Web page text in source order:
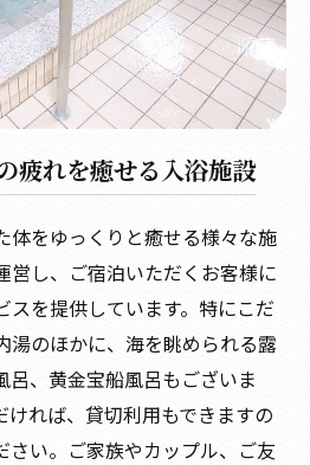
疲れを癒せる入浴施設
体をゆっくりと癒せる様々な施
営し、ご宿泊いただくお客様に
スを提供しています。特にこだ
湯のほかに、海を眺められる露
呂、黄金宝船風呂もございま
ければ、貸切利用もできますの
さい。ご家族やカップル、ご友